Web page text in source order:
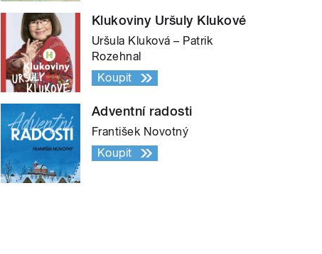
Klukoviny Uršuly Klukové
Uršula Kluková – Patrik
Rozehnal
Koupit
Adventní radosti
František Novotný
Koupit